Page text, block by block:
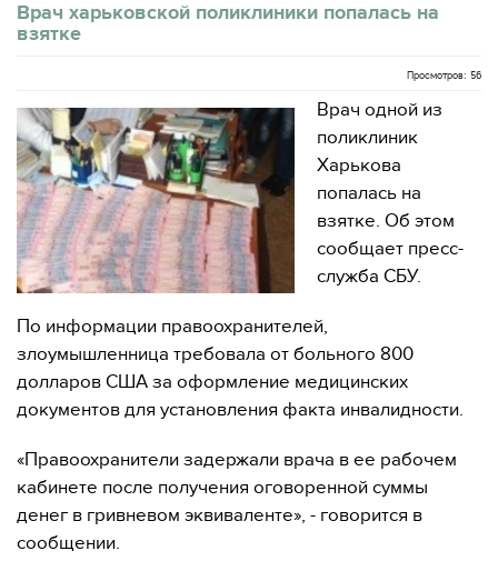
Врач харьковской поликлиники попалась на
взятке
Просмотров: 56
Врач одной из
поликлиник
Харькова
попалась на
взятке. Об этом
сообщает пресс-
служба СБУ.
По информации правоохранителей,
злоумышленница требовала от больного 800
долларов США за оформление медицинских
документов для установления факта инвалидности.
«Правоохранители задержали врача в ее рабочем
кабинете после получения оговоренной суммы
денег в гривневом эквиваленте», - говорится в
сообщении.